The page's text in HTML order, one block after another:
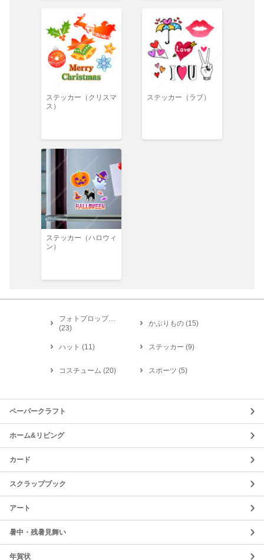
ステッカー（クリスマ
ス）
ステッカー（ラブ）
ステッカー（ハロウィ
ン）
フォトプロップ…
(23)
かぶりもの (15)
ハット (11) ステッカー (9)
コスチューム (20) スポーツ (5)
ペーパークラフト
ホーム&リビング
カード
スクラップブック
アート
暑中・残暑見舞い
年賀状